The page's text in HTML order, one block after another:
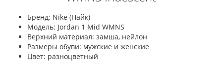
Бренд: Nike (Найк)
Модель: Jordan 1 Mid WMNS
Верхний материал: замша, нейлон
Размеры обуви: мужские и женские
Цвет: разноцветный